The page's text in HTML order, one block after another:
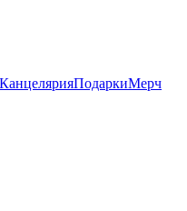
КанцелярияПодаркиМерч